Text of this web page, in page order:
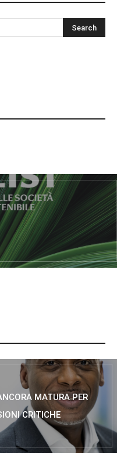
MATURA PER
CRITICHE